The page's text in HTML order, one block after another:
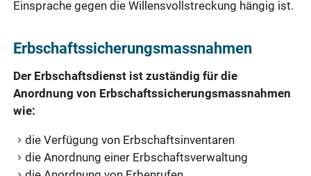
Einsprache gegen die Willensvollstreckung hängig ist.
Erbschaftssicherungsmassnahmen
Der Erbschaftsdienst ist zuständig für die
Anordnung von Erbschaftssicherungsmassnahmen
wie:
die Verfügung von Erbschaftsinventaren
die Anordnung einer Erbschaftsverwaltung